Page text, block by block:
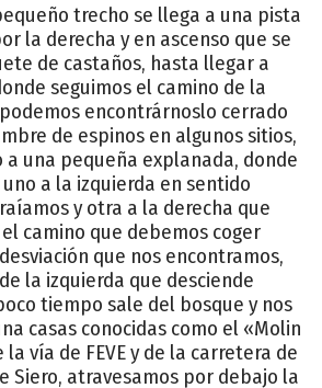
trecho se llega a una pista
la derecha y en ascenso que se
de castaños, hasta llegar a
seguimos el camino de la
encontrárnoslo cerrado
de espinos en algunos sitios,
una pequeña explanada, donde
a la izquierda en sentido
y otra a la derecha que
camino que debemos coger
que nos encontramos,
la izquierda que desciende
tiempo sale del bosque y nos
casas conocidas como el «Molin
la vía de FEVE y de la carretera de
Siero, atravesamos por debajo la